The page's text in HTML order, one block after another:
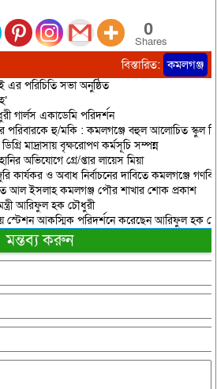
0
Shares
বিস্তারিত: কমলগঞ্জ
পরিচিতি সভা অনুষ্ঠিত
গার্লস একাডেমি পরিদর্শন
পরিবারকে হু/মকি : কমলগঞ্জে বহুল আলোচিত স্কুল
মাদ্রাসায় বৃক্ষরোপণ কর্মসূচি সম্পন্ন
অভিযোগে গ্রে/প্তার লায়েস মিয়া
কার্যকর ও অবাধ নির্বাচনের দাবিতে কমলগঞ্জে
ইসলাহ কমলগঞ্জ পৌর শাখার শোক প্রকাশ
আরিফুল হক চৌধুরী
স্টেশন আকস্মিক পরিদর্শনে করেছেন আরিফুল হক
মন্তব্য করুন